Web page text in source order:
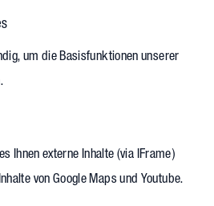
um die Basisfunktionen unserer
Ihnen externe Inhalte (via IFrame)
von Google Maps und Youtube.